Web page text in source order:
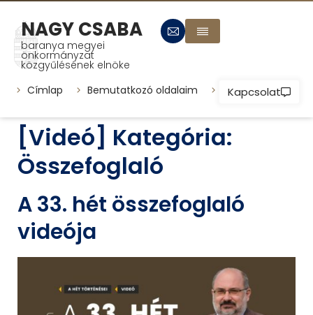
NAGY CSABA
baranya megyei
önkormányzat
közgyűlésének elnöke
Címlap
Bemutatkozó oldalaim Települések
Kapcsolat
[Videó] Kategória:
Összefoglaló
A 33. hét összefoglaló
videója